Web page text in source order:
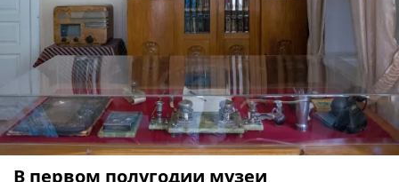
В первом полугодии музеи